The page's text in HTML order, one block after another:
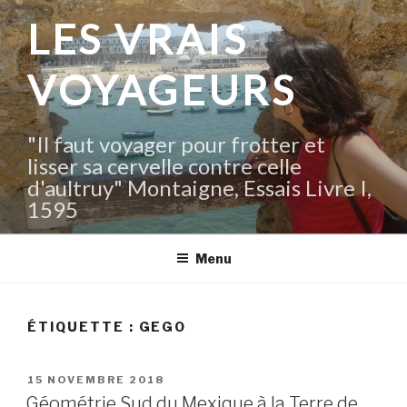
Aller
au
contenu
principal
LES VRAIS
VOYAGEURS
"Il faut voyager pour frotter et
lisser sa cervelle contre celle
d'aultruy" Montaigne, Essais Livre I,
1595
Menu
ÉTIQUETTE : GEGO
PUBLIÉ
LE
15 NOVEMBRE 2018